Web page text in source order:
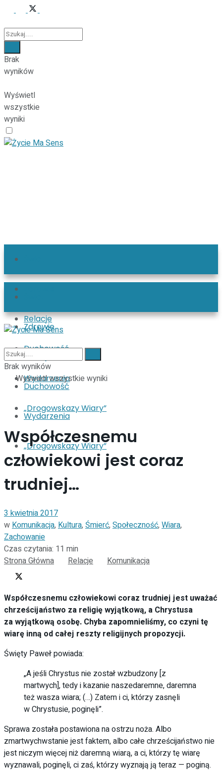
Brak
wyników
Wyświetl
wszystkie
wyniki
Relacje
Duchowość
Wydarzenia
„Drogowskazy Wiary”
Zdrowie
Relacje
Duchowość
Wydarzenia
„Drogowskazy Wiary”
Brak wyników
Wyświetl wszystkie wyniki
Współczesnemu
człowiekowi jest coraz
trudniej…
3 kwietnia 2017
wKomunikacja,Kultura,Śmierć,Społeczność,Wiara,
Zachowanie
Czas czytania: 11 min
Strona Główna
Relacje Komunikacja
Współczesnemu człowiekowi coraz trudniej jest uważać
chrześcijaństwo za religię wyjątkową, a Chrystusa
za wyjątkową osobę. Chyba zapomnieliśmy, co czyni tę
wiarę inną od całej reszty religijnych propozycji.
Święty Paweł powiada:
„A jeśli Chrystus nie został wzbudzony [z
martwych], tedy i kazanie naszedaremne, daremna
też wasza wiara; (…) Zatem i ci, którzy zasnęli
w Chrystusie, poginęli”.
Sprawa została postawiona na ostrzu noża. Albo
zmartwychwstanie jest faktem, albo całe chrześcijaństwo nie
jest niczym więcej niż daremną wiarą, a ci, którzy tę wiarę
wyznawali, poginęli, ci zaś, którzy wyznają ją teraz — poginą.